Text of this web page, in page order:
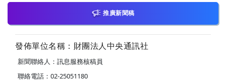
推廣新聞稿
發佈單位名稱：財團法人中央通訊社
新聞聯絡人：訊息服務核稿員
聯絡電話：02-25051180